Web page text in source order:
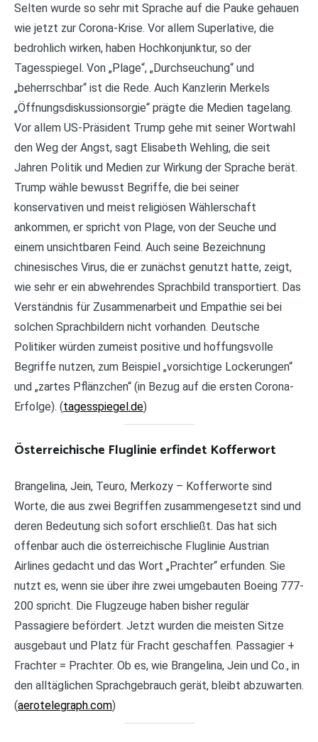
Selten wurde so sehr mit Sprache auf die Pauke gehauen
wie jetzt zur Corona-Krise. Vor allem Superlative, die
bedrohlich wirken, haben Hochkonjunktur, so der
Tagesspiegel. Von „Plage“, „Durchseuchung“ und
„beherrschbar“ ist die Rede. Auch Kanzlerin Merkels
„Öffnungsdiskussionsorgie“ prägte die Medien tagelang.
Vor allem US-Präsident Trump gehe mit seiner Wortwahl
den Weg der Angst, sagt Elisabeth Wehling, die seit
Jahren Politik und Medien zur Wirkung der Sprache berät.
Trump wähle bewusst Begriffe, die bei seiner
konservativen und meist religiösen Wählerschaft
ankommen, er spricht von Plage, von der Seuche und
einem unsichtbaren Feind. Auch seine Bezeichnung
chinesisches Virus, die er zunächst genutzt hatte, zeigt,
wie sehr er ein abwehrendes Sprachbild transportiert. Das
Verständnis für Zusammenarbeit und Empathie sei bei
solchen Sprachbildern nicht vorhanden. Deutsche
Politiker würden zumeist positive und hoffungsvolle
Begriffe nutzen, zum Beispiel „vorsichtige Lockerungen“
und „zartes Pflänzchen“ (in Bezug auf die ersten Corona-
Erfolge). (tagesspiegel.de)
Österreichische Fluglinie erfindet Kofferwort
Brangelina, Jein, Teuro, Merkozy – Kofferworte sind
Worte, die aus zwei Begriffen zusammengesetzt sind und
deren Bedeutung sich sofort erschließt. Das hat sich
offenbar auch die österreichische Fluglinie Austrian
Airlines gedacht und das Wort „Prachter“ erfunden. Sie
nutzt es, wenn sie über ihre zwei umgebauten Boeing 777-
200 spricht. Die Flugzeuge haben bisher regulär
Passagiere befördert. Jetzt wurden die meisten Sitze
ausgebaut und Platz für Fracht geschaffen. Passagier +
Frachter = Prachter. Ob es, wie Brangelina, Jein und Co., in
den alltäglichen Sprachgebrauch gerät, bleibt abzuwarten.
(aerotelegraph.com)